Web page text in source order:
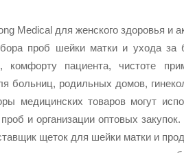
Medical для женского здоровья
проб шейки матки и ухода
комфорту пациента, чистоте
больниц, родильных домов,
медицинских товаров могут
и организации оптовых
щеток для шейки матки и